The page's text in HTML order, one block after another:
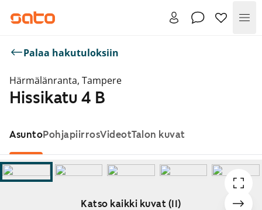
Palaa hakutuloksiin
Härmälänranta, Tampere
Hissikatu 4 B
AsuntoPohjapiirrosVideotTalon kuvat
Katso kaikki kuvat (11)